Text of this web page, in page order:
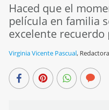
Haced que el
película en familia
excelente recuerdo
Virginia Vicente Pascual, Redactora